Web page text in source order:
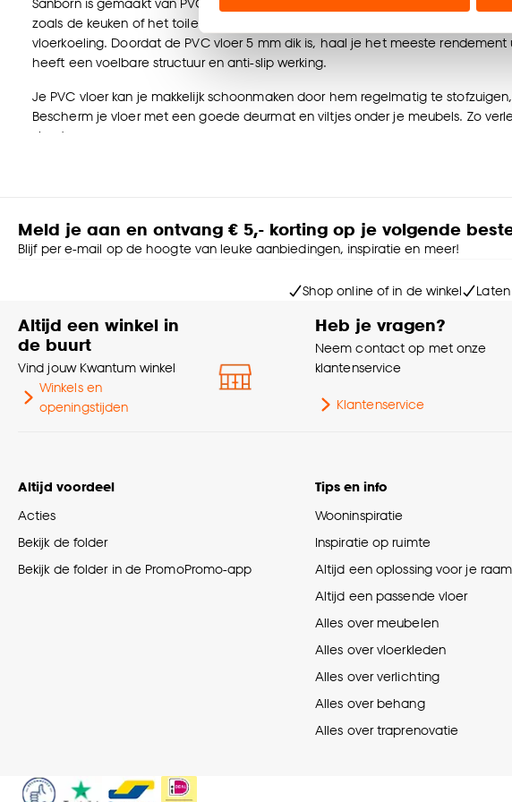
Klik op ‘Ja, alles toestaan’ om gebruik te
noodzakelijke cookies te accepteren. Je
Goed om te weten is dat je deze keuze
Sanborn is gemaakt van PVC. Hierdoor is de vloer geschikt om te leggen in je
zoals de keuken of het toilet. Daarnaast is de PVC vloer perfect te gebruiken
vloerkoeling. Doordat de PVC vloer 5 mm dik is, haal je het meeste rendement
heeft een voelbare structuur en anti-slip werking.
Je PVC vloer kan je makkelijk schoonmaken door hem regelmatig te
Bescherm je vloer met een goede deurmat en viltjes onder je meubels. Zo
vloer!
Te leggen in rechte stroken
Geschikt voor natte ruimtes, vloerverwarming en -koeling
Sanborn is een klik PVC vloer die je zwevend dient te leggen. Je klikt de
geïntegreerde ondervloer waardoor hij hoogteverschil al opvangt en je geen
laten leggen door ons? Plan dan een
adviesgesprekin waarbij onze adviseurs
over onze vloeren en diensten.
Meld je aan en ontvang € 5,- korting op je volgende
Blijf per e-mail op de hoogte van leuke aanbiedingen, inspiratie en meer!
Shop online of in de winkel
Altijd een winkel in
de buurt
Vind jouw Kwantum winkel
Winkels en
openingstijden
Heb je vragen?
Neem contact op met onze
klantenservice
Klantenservice
Altijd voordeel
Acties
Bekijk de folder
Bekijk de folder in de PromoPromo-app
Tips en info
Wooninspiratie
Inspiratie op ruimte
Altijd een oplossing voor je raam
Altijd een passende vloer
Alles over meubelen
Alles over vloerkleden
Alles over verlichting
Alles over behang
Alles over traprenovatie